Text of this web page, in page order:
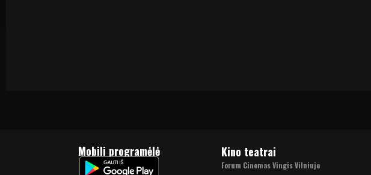
Mobili programėlė Kino teatrai
Forum Cinemas Vingis Vilniuje